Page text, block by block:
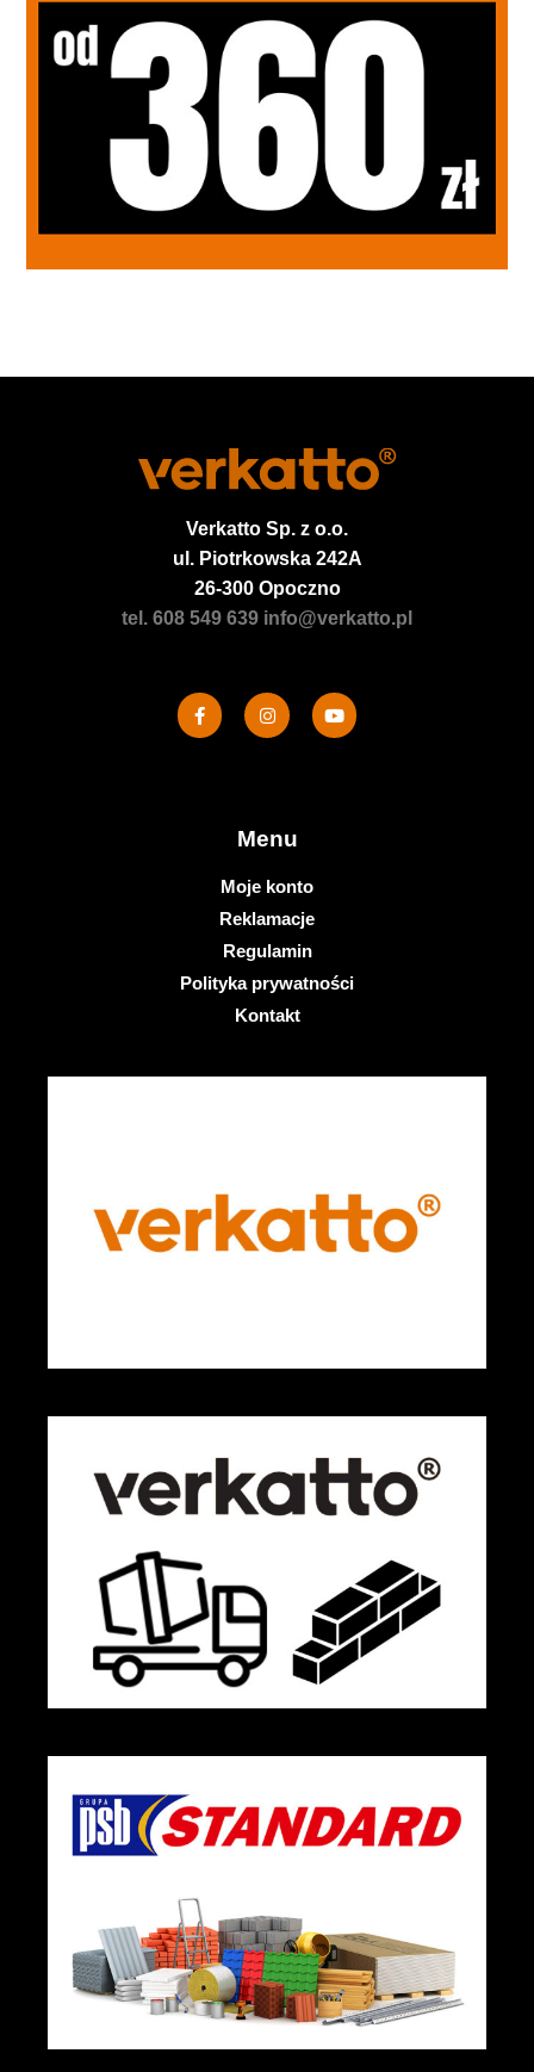
Verkatto Sp. z o.o.
ul. Piotrkowska 242A
26-300 Opoczno
tel. 608 549 639 info@verkatto.pl
Menu
Moje konto
Reklamacje
Regulamin
Polityka prywatności
Kontakt